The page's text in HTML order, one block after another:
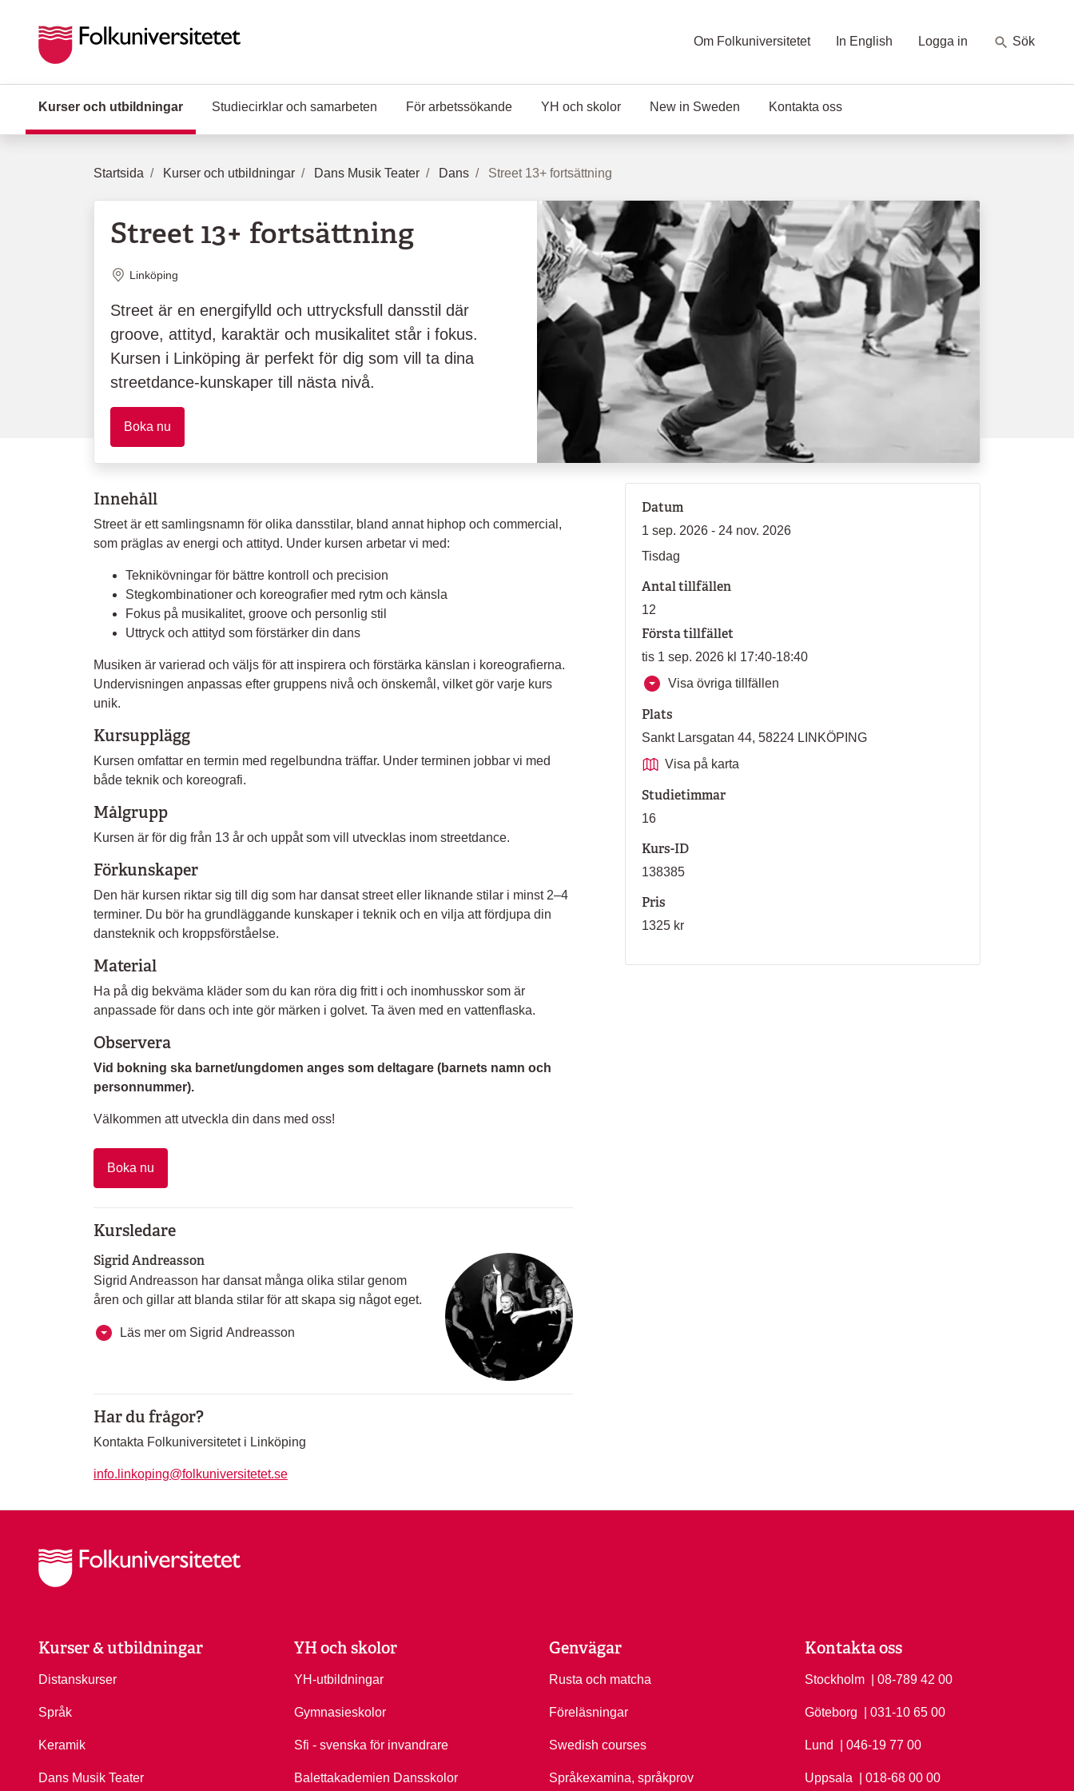
Om Folkuniversitetet In English Logga in Sök
Kurser och utbildningar (Aktuell sida)
Studiecirklar och samarbeten För arbetssökande YH och skolor New in Sweden Kontakta oss
Startsida Kurser och utbildningar Dans Musik Teater Dans Street 13+ fortsättning
Street 13+ fortsättning
Plats
Linköping
Street är en energifylld och uttrycksfull dansstil där
groove, attityd, karaktär och musikalitet står i fokus.
Kursen i Linköping är perfekt för dig som vill ta dina
streetdance-kunskaper till nästa nivå.
Boka nu
Innehåll
Street är ett samlingsnamn för olika dansstilar, bland annat hiphop och commercial,
som präglas av energi och attityd. Under kursen arbetar vi med:
Teknikövningar för bättre kontroll och precision
Stegkombinationer och koreografier med rytm och känsla
Fokus på musikalitet, groove och personlig stil
Uttryck och attityd som förstärker din dans
Musiken är varierad och väljs för att inspirera och förstärka känslan i koreografierna.
Undervisningen anpassas efter gruppens nivå och önskemål, vilket gör varje kurs
unik.
Kursupplägg
Kursen omfattar en termin med regelbundna träffar. Under terminen jobbar vi med
både teknik och koreografi.
Målgrupp
Kursen är för dig från 13 år och uppåt som vill utvecklas inom streetdance.
Förkunskaper
Den här kursen riktar sig till dig som har dansat street eller liknande stilar i minst 2–4
terminer. Du bör ha grundläggande kunskaper i teknik och en vilja att fördjupa din
dansteknik och kroppsförståelse.
Material
Ha på dig bekväma kläder som du kan röra dig fritt i och inomhusskor som är
anpassade för dans och inte gör märken i golvet. Ta även med en vattenflaska.
Observera
Vid bokning ska barnet/ungdomen anges som deltagare (barnets namn och
personnummer).
Välkommen att utveckla din dans med oss!
Boka nu
Kursledare
Sigrid Andreasson
Sigrid Andreasson har dansat många olika stilar genom
åren och gillar att blanda stilar för att skapa sig något eget.
Läs mer om Sigrid Andreasson
Har du frågor?
Kontakta Folkuniversitetet i Linköping
info.linkoping@folkuniversitetet.se
Datum
1 sep. 2026 - 24 nov. 2026
Tisdag
Antal tillfällen
12
Första tillfället
tis 1 sep. 2026 kl 17:40-18:40
Visa övriga tillfällen
Plats
Sankt Larsgatan 44, 58224 LINKÖPING
Visa på karta
Studietimmar
16
Kurs-ID
138385
Pris
1325 kr
Kurser & utbildningar
Distanskurser
Språk
Keramik
Dans Musik Teater
YH och skolor
YH-utbildningar
Gymnasieskolor
Sfi - svenska för invandrare
Balettakademien Dansskolor
Genvägar
Rusta och matcha
Föreläsningar
Swedish courses
Språkexamina, språkprov
Kontakta oss
Stockholm Ring Stockholm på
| 08-789 42 00
Göteborg Ring Göteborg på
| 031-10 65 00
Lund Ring Lund på
| 046-19 77 00
Uppsala Ring Uppsala på
| 018-68 00 00